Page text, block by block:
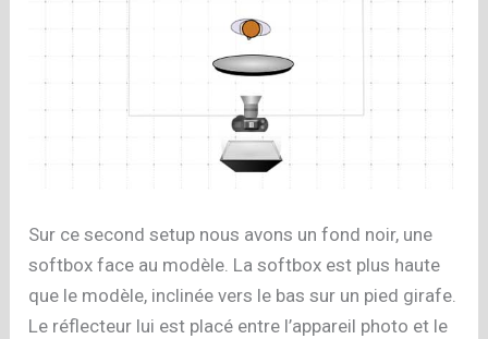
Sur ce second setup nous avons un fond noir, une
softbox face au modèle. La softbox est plus haute
que le modèle, inclinée vers le bas sur un pied girafe.
Le réflecteur lui est placé entre l’appareil photo et le